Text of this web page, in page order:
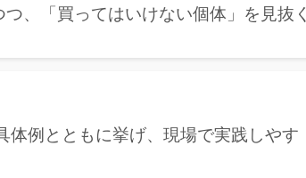
、「買ってはいけない個体」を見抜く
体例とともに挙げ、現場で実践しやす